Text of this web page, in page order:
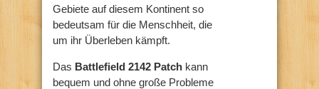
Gebiete auf diesem Kontinent so
bedeutsam für die Menschheit, die
um ihr Überleben kämpft.
Das Battlefield 2142 Patch kann
bequem und ohne große Probleme